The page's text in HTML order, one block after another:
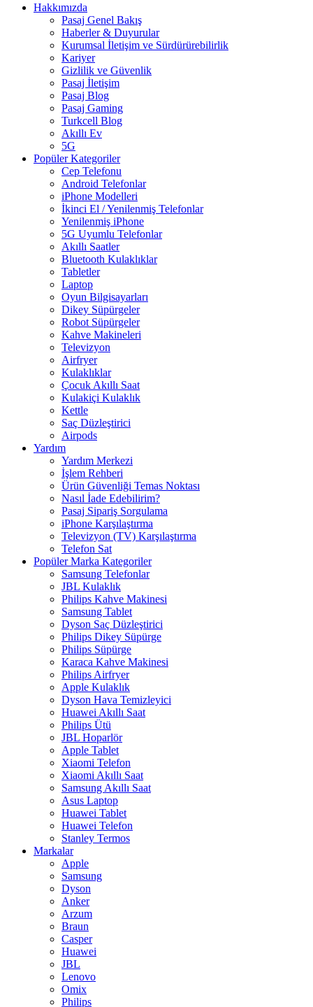
Hakkımızda
Pasaj Genel Bakış
Haberler & Duyurular
Kurumsal İletişim ve Sürdürürebilirlik
Kariyer
Gizlilik ve Güvenlik
Pasaj İletişim
Pasaj Blog
Pasaj Gaming
Turkcell Blog
Akıllı Ev
5G
Popüler Kategoriler
Cep Telefonu
Android Telefonlar
iPhone Modelleri
İkinci El / Yenilenmiş Telefonlar
Yenilenmiş iPhone
5G Uyumlu Telefonlar
Akıllı Saatler
Bluetooth Kulaklıklar
Tabletler
Laptop
Oyun Bilgisayarları
Dikey Süpürgeler
Robot Süpürgeler
Kahve Makineleri
Televizyon
Airfryer
Kulaklıklar
Çocuk Akıllı Saat
Kulakiçi Kulaklık
Kettle
Saç Düzleştirici
Airpods
Yardım
Yardım Merkezi
İşlem Rehberi
Ürün Güvenliği Temas Noktası
Nasıl İade Edebilirim?
Pasaj Sipariş Sorgulama
iPhone Karşılaştırma
Televizyon (TV) Karşılaştırma
Telefon Sat
Popüler Marka Kategoriler
Samsung Telefonlar
JBL Kulaklık
Philips Kahve Makinesi
Samsung Tablet
Dyson Saç Düzleştirici
Philips Dikey Süpürge
Philips Süpürge
Karaca Kahve Makinesi
Philips Airfryer
Apple Kulaklık
Dyson Hava Temizleyici
Huawei Akıllı Saat
Philips Ütü
JBL Hoparlör
Apple Tablet
Xiaomi Telefon
Xiaomi Akıllı Saat
Samsung Akıllı Saat
Asus Laptop
Huawei Tablet
Huawei Telefon
Stanley Termos
Markalar
Apple
Samsung
Dyson
Anker
Arzum
Braun
Casper
Huawei
JBL
Lenovo
Omix
Philips